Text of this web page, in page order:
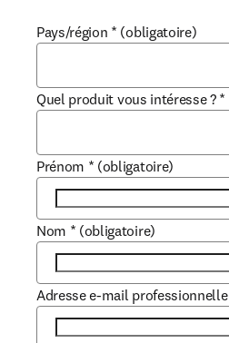
Pays/région * (obligatoire)
Quel produit vous intéresse ? *
Prénom * (obligatoire)
Nom * (obligatoire)
Adresse e-mail professionnelle